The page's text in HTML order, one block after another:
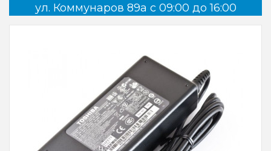
ул. Коммунаров 89а с 09:00 до 16:00